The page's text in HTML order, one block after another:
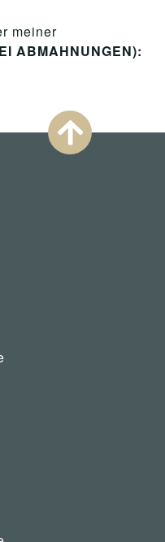
meiner
ABMAHNUNGEN):